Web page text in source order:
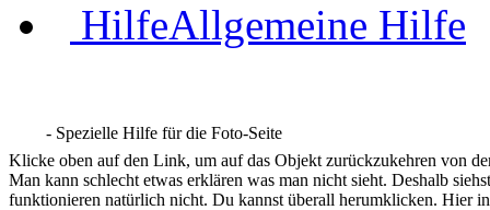
HilfeAllgemeine Hilfe
- Spezielle Hilfe für die Foto-Seite
Klicke oben auf den Link, um auf das Objekt zurückzukehren von
Man kann schlecht etwas erklären was man nicht sieht. Deshalb
funktionieren natürlich nicht. Du kannst überall herumklicken. Hier